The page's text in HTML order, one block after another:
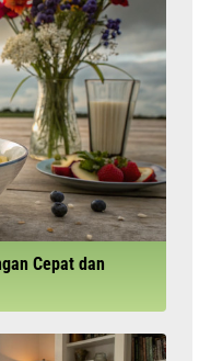
Cepat dan